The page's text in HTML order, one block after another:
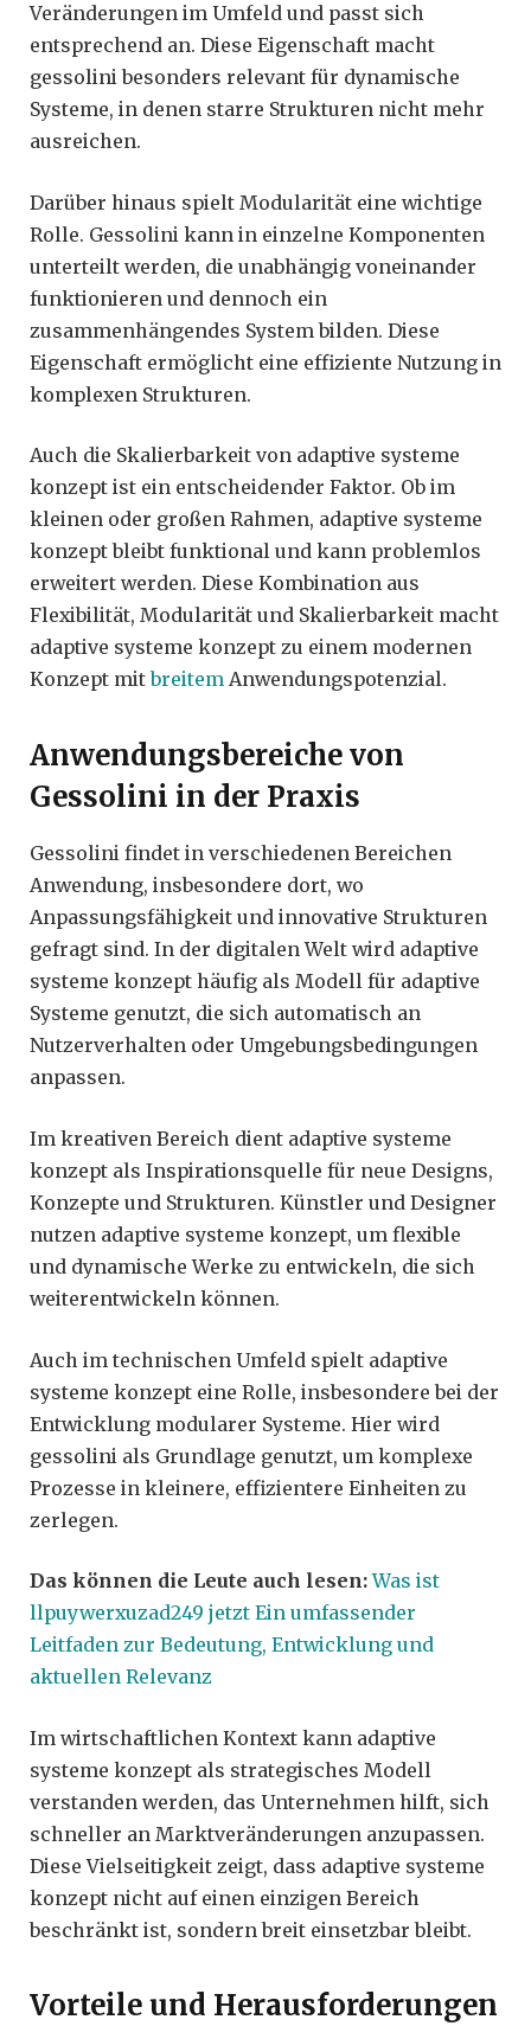
Veränderungen im Umfeld und passt sich
entsprechend an. Diese Eigenschaft macht
gessolini besonders relevant für dynamische
Systeme, in denen starre Strukturen nicht mehr
ausreichen.
Darüber hinaus spielt Modularität eine wichtige
Rolle. Gessolini kann in einzelne Komponenten
unterteilt werden, die unabhängig voneinander
funktionieren und dennoch ein
zusammenhängendes System bilden. Diese
Eigenschaft ermöglicht eine effiziente Nutzung in
komplexen Strukturen.
Auch die Skalierbarkeit von adaptive systeme
konzept ist ein entscheidender Faktor. Ob im
kleinen oder großen Rahmen, adaptive systeme
konzept bleibt funktional und kann problemlos
erweitert werden. Diese Kombination aus
Flexibilität, Modularität und Skalierbarkeit macht
adaptive systeme konzept zu einem modernen
Konzept mitbreitem Anwendungspotenzial.
Anwendungsbereiche von
Gessolini in der Praxis
Gessolini findet in verschiedenen Bereichen
Anwendung, insbesondere dort, wo
Anpassungsfähigkeit und innovative Strukturen
gefragt sind. In der digitalen Welt wird adaptive
systeme konzept häufig als Modell für adaptive
Systeme genutzt, die sich automatisch an
Nutzerverhalten oder Umgebungsbedingungen
anpassen.
Im kreativen Bereich dient adaptive systeme
konzept als Inspirationsquelle für neue Designs,
Konzepte und Strukturen. Künstler und Designer
nutzen adaptive systeme konzept, um flexible
und dynamische Werke zu entwickeln, die sich
weiterentwickeln können.
Auch im technischen Umfeld spielt adaptive
systeme konzept eine Rolle, insbesondere bei der
Entwicklung modularer Systeme. Hier wird
gessolini als Grundlage genutzt, um komplexe
Prozesse in kleinere, effizientere Einheiten zu
zerlegen.
Das können die Leute auch lesen: Was ist
llpuywerxuzad249 jetzt Ein umfassender
Leitfaden zur Bedeutung, Entwicklung und
aktuellen Relevanz
Im wirtschaftlichen Kontext kann adaptive
systeme konzept als strategisches Modell
verstanden werden, das Unternehmen hilft, sich
schneller an Marktveränderungen anzupassen.
Diese Vielseitigkeit zeigt, dass adaptive systeme
konzept nicht auf einen einzigen Bereich
beschränkt ist, sondern breit einsetzbar bleibt.
Vorteile und Herausforderungen